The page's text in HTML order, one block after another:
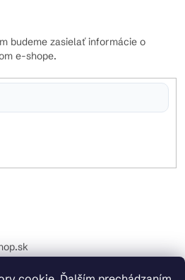
budeme zasielať informácie o
e-shope.